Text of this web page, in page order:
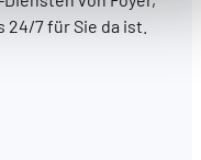
en personnalisant
notre site.
et en
7 für Sie da ist.